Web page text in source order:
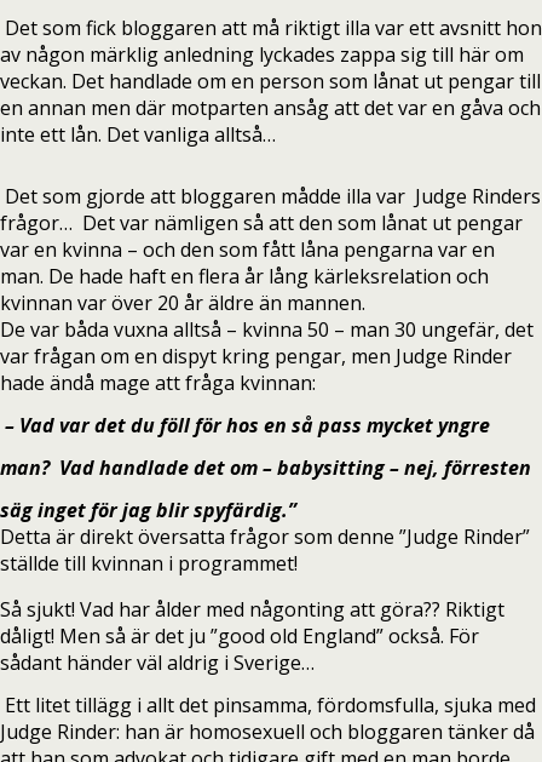
Det som fick bloggaren att må riktigt illa var ett avsnitt hon
av någon märklig anledning lyckades zappa sig till här om
veckan. Det handlade om en person som lånat ut pengar till
en annan men där motparten ansåg att det var en gåva och
inte ett lån. Det vanliga alltså…
Det som gjorde att bloggaren mådde illa var Judge Rinders
frågor… Det var nämligen så att den som lånat ut pengar
var en kvinna – och den som fått låna pengarna var en
man. De hade haft en flera år lång kärleksrelation och
kvinnan var över 20 år äldre än mannen.
De var båda vuxna alltså – kvinna 50 – man 30 ungefär, det
var frågan om en dispyt kring pengar, men Judge Rinder
hade ändå mage att fråga kvinnan:
– Vad var det du föll för hos en så pass mycket yngre
man? Vad handlade det om – babysitting – nej, förresten
säg inget för jag blir spyfärdig.”
Detta är direkt översatta frågor som denne ”Judge Rinder”
ställde till kvinnan i programmet!
Så sjukt! Vad har ålder med någonting att göra?? Riktigt
dåligt! Men så är det ju ”good old England” också. För
sådant händer väl aldrig i Sverige…
Ett litet tillägg i allt det pinsamma, fördomsfulla, sjuka med
Judge Rinder: han är homosexuell och bloggaren tänker då